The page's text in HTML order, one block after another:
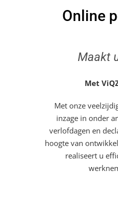
Online
Maakt
Met
Met onze
inzage in onder
verlofdagen en
hoogte van
realiseert u